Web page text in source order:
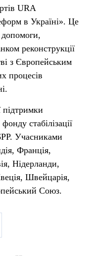
URA
в Україні». Це
допомоги,
реконструкції
з Європейським
процесів
підтримки
стабілізації
Учасниками
Франція,
Нідерланди,
Швейцарія,
Союз.